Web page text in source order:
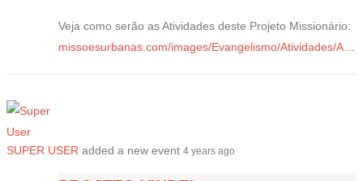
Veja como serão as Atividades deste Projeto Missionário:
missoesurbanas.com/images/Evangelismo/Atividades/A…
SUPER USER added a new event 4 years ago